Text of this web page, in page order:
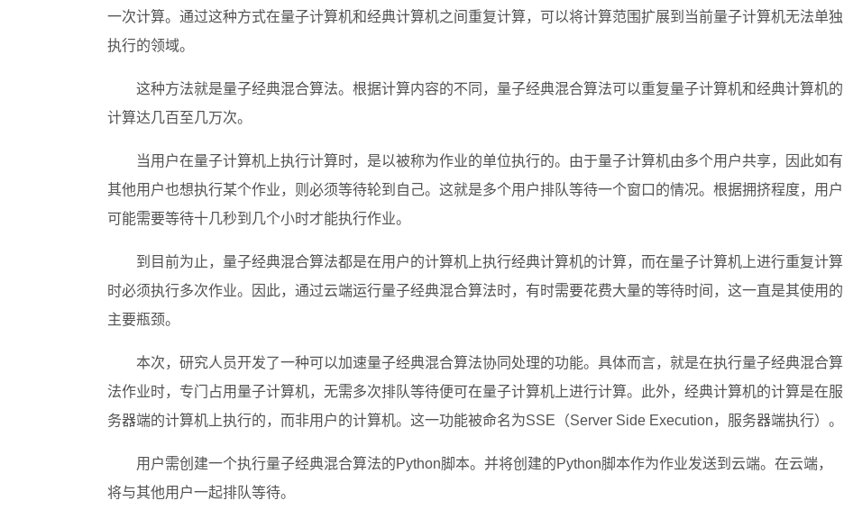
一次计算。通过这种方式在量子计算机和经典计算机之间重复计算，可以将计算范围扩展到当前量子计算机无法单独
执行的领域。
这种方法就是量子经典混合算法。根据计算内容的不同，量子经典混合算法可以重复量子计算机和经典计算机的
计算达几百至几万次。
当用户在量子计算机上执行计算时，是以被称为作业的单位执行的。由于量子计算机由多个用户共享，因此如有
其他用户也想执行某个作业，则必须等待轮到自己。这就是多个用户排队等待一个窗口的情况。根据拥挤程度，用户
可能需要等待十几秒到几个小时才能执行作业。
到目前为止，量子经典混合算法都是在用户的计算机上执行经典计算机的计算，而在量子计算机上进行重复计算
时必须执行多次作业。因此，通过云端运行量子经典混合算法时，有时需要花费大量的等待时间，这一直是其使用的
主要瓶颈。
本次，研究人员开发了一种可以加速量子经典混合算法协同处理的功能。具体而言，就是在执行量子经典混合算
法作业时，专门占用量子计算机，无需多次排队等待便可在量子计算机上进行计算。此外，经典计算机的计算是在服
务器端的计算机上执行的，而非用户的计算机。这一功能被命名为SSE（Server Side Execution，服务器端执行）。
用户需创建一个执行量子经典混合算法的Python脚本。并将创建的Python脚本作为作业发送到云端。在云端，
将与其他用户一起排队等待。